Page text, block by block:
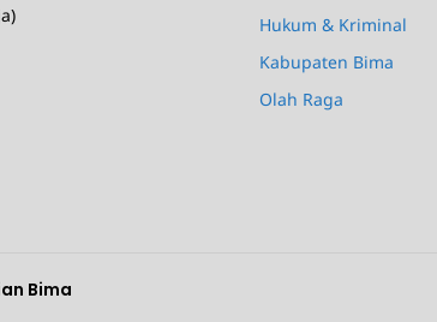
Hukum & Kriminal
Kabupaten Bima
Olah Raga
Bima